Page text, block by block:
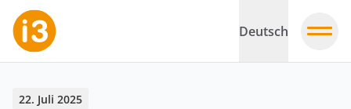
Deutsch
22. Juli 2025